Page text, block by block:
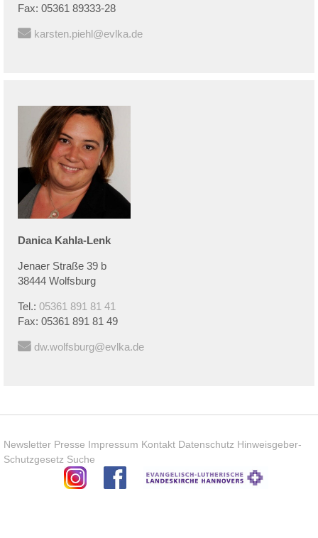
Fax: 05361 89333-28
karsten.piehl@evlka.de
Danica Kahla-Lenk
Jenaer Straße 39 b
38444 Wolfsburg
Tel.: 05361 891 81 41
Fax: 05361 891 81 49
dw.wolfsburg@evlka.de
Newsletter Presse Impressum Kontakt Datenschutz Hinweisgeber-
Schutzgesetz Suche